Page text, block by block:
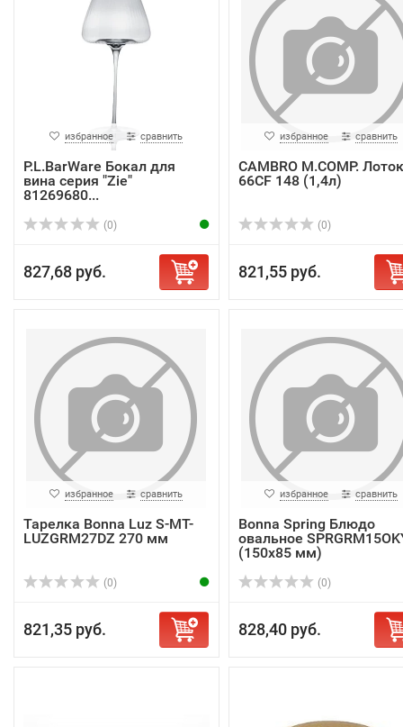
избранное сравнить
P.L.BarWare Бокал для
вина серия "Zie"
81269680...
(0)
827,68 руб.
избранное сравнить
CAMBRO M.COMP. Лоток
66CF 148 (1,4л)
(0)
821,55 руб.
избранное сравнить
Тарелка Bonna Luz S-MT-
LUZGRM27DZ 270 мм
(0)
821,35 руб.
избранное сравнить
Bonna Spring Блюдо
овальное
(150х85 мм)
(0)
828,40 руб.